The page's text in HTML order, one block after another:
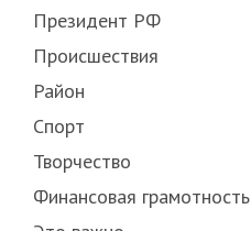
Президент РФ
Происшествия
Район
Спорт
Творчество
Финансовая грамотность